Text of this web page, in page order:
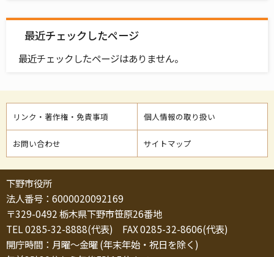
最近チェックしたページ
最近チェックしたページはありません。
リンク・著作権・免責事項 個人情報の取り扱い
お問い合わせ サイトマップ
下野市役所
法人番号：6000020092169
〒329-0492 栃木県下野市笹原26番地
TEL 0285-32-8888(代表) FAX 0285-32-8606(代表)
開庁時間：月曜～金曜 (年末年始・祝日を除く)